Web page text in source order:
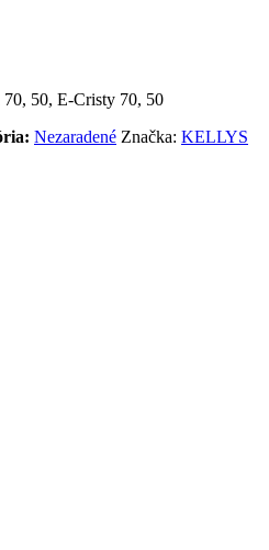
70, 50, E-Cristy 70, 50
Nezaradené Značka: KELLYS